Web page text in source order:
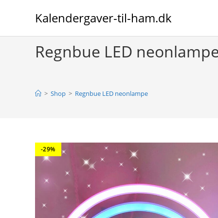
Kalendergaver-til-ham.dk
Regnbue LED
> Shop > Regnbue LED neonlampe
-29%